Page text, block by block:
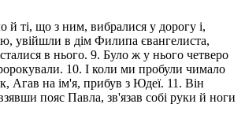
й ті, що з ним, вибралися у дорогу і,
увійшли в дім Филипа євангелиста,
в нього. 9. Було ж у нього четверо
10. І коли ми пробули чимало
Агав на ім'я, прибув з Юдеї. 11. Він
пояс Павла, зв'язав собі руки й ноги